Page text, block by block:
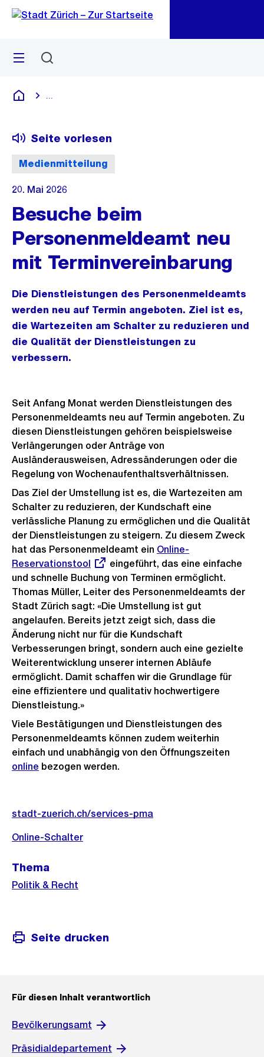
Navigation
Sprunglink
Menü
Deutsch
Medienmitteilung
Seite vorlesen
20. Mai 2026
Besuche beim
Personenmeldeamt neu
mit Terminvereinbarung
Die Dienstleistungen des Personenmeldeamts
werden neu auf Termin angeboten. Ziel ist es,
die Wartezeiten am Schalter zu reduzieren und
die Qualität der Dienstleistungen zu
verbessern.
Seit Anfang Monat werden Dienstleistungen des
Personenmeldeamts neu auf Termin angeboten. Zu
diesen Dienstleistungen gehören beispielsweise
Verlängerungen oder Anträge von
Ausländerausweisen, Adressänderungen oder die
Regelung von Wochenaufenthaltsverhältnissen.
Das Ziel der Umstellung ist es, die Wartezeiten am
Schalter zu reduzieren, der Kundschaft eine
verlässliche Planung zu ermöglichen und die Qualität
der Dienstleistungen zu steigern. Zu diesem Zweck
hat das Personenmeldeamt ein Externer
Link:
Online-
Reservationstool
eingeführt, das eine einfache
und schnelle Buchung von Terminen ermöglicht.
Thomas Müller, Leiter des Personenmeldeamts der
Stadt Zürich sagt: «Die Umstellung ist gut
angelaufen. Bereits jetzt zeigt sich, dass die
Änderung nicht nur für die Kundschaft
Verbesserungen bringt, sondern auch eine gezielte
Weiterentwicklung unserer internen Abläufe
ermöglicht. Damit schaffen wir die Grundlage für
eine effizientere und qualitativ hochwertigere
Dienstleistung.»
Viele Bestätigungen und Dienstleistungen des
Personenmeldeamts können zudem weiterhin
einfach und unabhängig von den Öffnungszeiten
online bezogen werden.
Weitere
stadt-zuerich.ch/services-pma
Online-Schalter
Thema
Politik & Recht
Seite drucken
Für diesen Inhalt verantwortlich
Bevölkerungsamt
Präsidialdepartement